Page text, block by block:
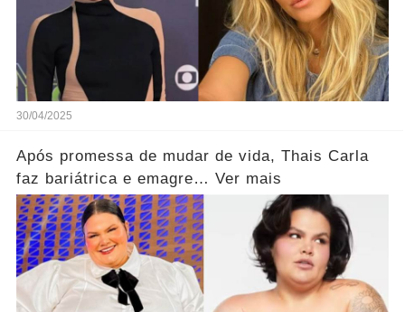
30/04/2025
Após promessa de mudar de vida, Thais Carla
faz bariátrica e emagre… Ver mais